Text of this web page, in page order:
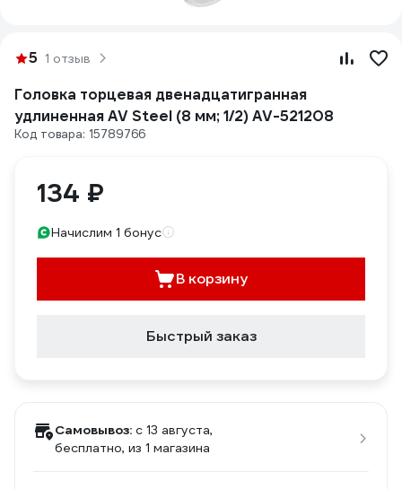
5 1 отзыв
Головка торцевая двенадцатигранная
удлиненная AV Steel (8 мм; 1/2) AV-521208
Код товара: 15789766
134 ₽
Начислим 1 бонус
В корзину
Быстрый заказ
Самовывоз: c 13 августа,
бесплатно, из 1 магазина